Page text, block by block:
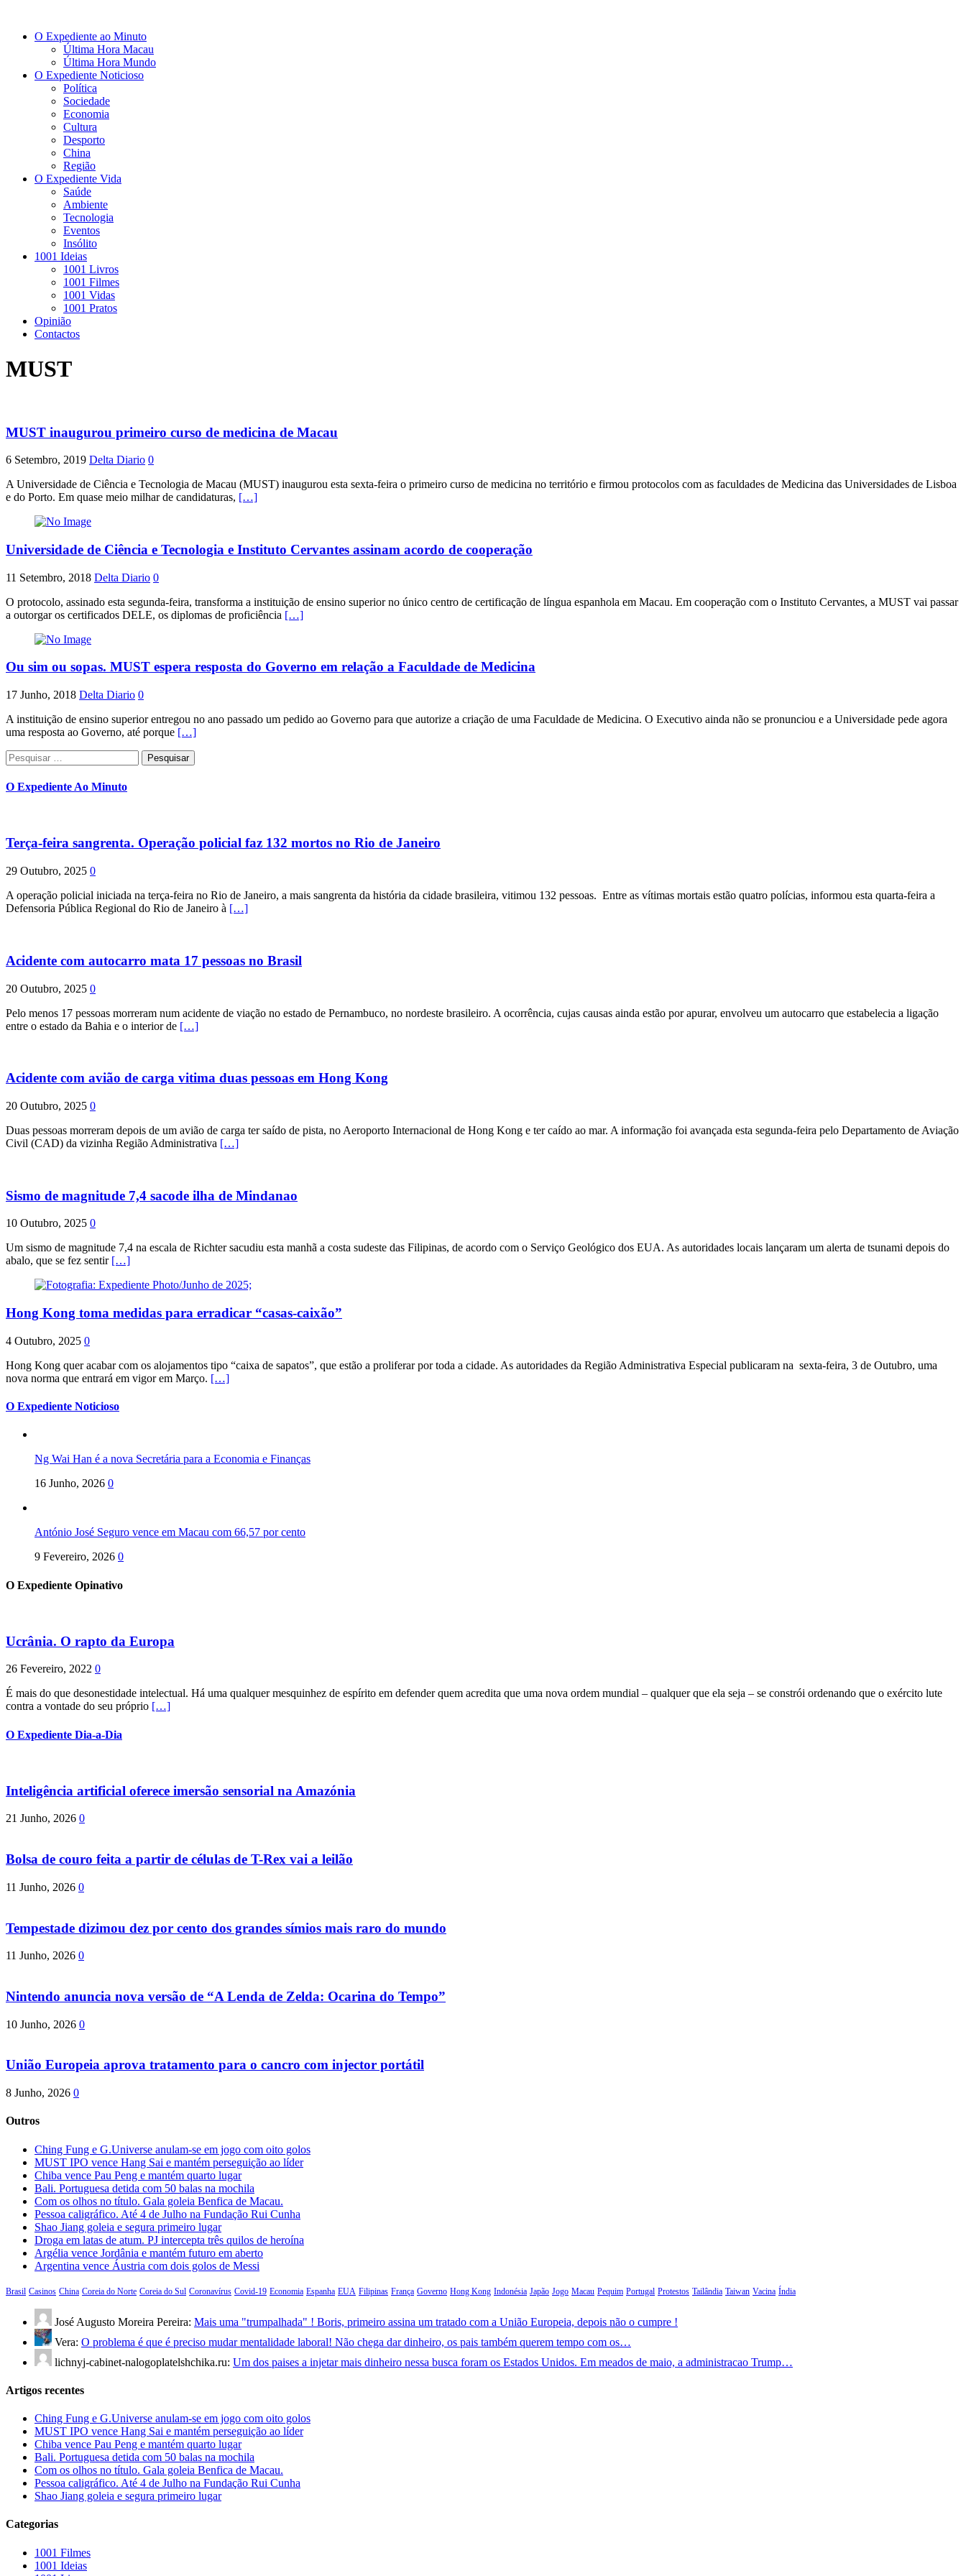
O Expediente ao Minuto
Última Hora Macau
Última Hora Mundo
O Expediente Noticioso
Política
Sociedade
Economia
Cultura
Desporto
China
Região
O Expediente Vida
Saúde
Ambiente
Tecnologia
Eventos
Insólito
1001 Ideias
1001 Livros
1001 Filmes
1001 Vidas
1001 Pratos
Opinião
Contactos
MUST
MUST inaugurou primeiro curso de medicina de Macau
6 Setembro, 2019 Delta Diario 0
A Universidade de Ciência e Tecnologia de Macau (MUST) inaugurou esta sexta-feira o primeiro curso de medicina no território e firmou protocolos com as faculdades de Medicina das Universidades de Lisboa
e do Porto. Em quase meio milhar de candidaturas, […]
Universidade de Ciência e Tecnologia e Instituto Cervantes assinam acordo de cooperação
11 Setembro, 2018 Delta Diario 0
O protocolo, assinado esta segunda-feira, transforma a instituição de ensino superior no único centro de certificação de língua espanhola em Macau. Em cooperação com o Instituto Cervantes, a MUST vai passar
a outorgar os certificados DELE, os diplomas de proficiência […]
Ou sim ou sopas. MUST espera resposta do Governo em relação a Faculdade de Medicina
17 Junho, 2018 Delta Diario 0
A instituição de ensino superior entregou no ano passado um pedido ao Governo para que autorize a criação de uma Faculdade de Medicina. O Executivo ainda não se pronunciou e a Universidade pede agora
uma resposta ao Governo, até porque […]
Pesquisar
por:
O Expediente Ao Minuto
Terça-feira sangrenta. Operação policial faz 132 mortos no Rio de Janeiro
29 Outubro, 2025 0
A operação policial iniciada na terça-feira no Rio de Janeiro, a mais sangrenta da história da cidade brasileira, vitimou 132 pessoas. Entre as vítimas mortais estão quatro polícias, informou esta quarta-feira a
Defensoria Pública Regional do Rio de Janeiro à […]
Acidente com autocarro mata 17 pessoas no Brasil
20 Outubro, 2025 0
Pelo menos 17 pessoas morreram num acidente de viação no estado de Pernambuco, no nordeste brasileiro. A ocorrência, cujas causas ainda estão por apurar, envolveu um autocarro que estabelecia a ligação
entre o estado da Bahia e o interior de […]
Acidente com avião de carga vitima duas pessoas em Hong Kong
20 Outubro, 2025 0
Duas pessoas morreram depois de um avião de carga ter saído de pista, no Aeroporto Internacional de Hong Kong e ter caído ao mar. A informação foi avançada esta segunda-feira pelo Departamento de Aviação
Civil (CAD) da vizinha Região Administrativa […]
Sismo de magnitude 7,4 sacode ilha de Mindanao
10 Outubro, 2025 0
Um sismo de magnitude 7,4 na escala de Richter sacudiu esta manhã a costa sudeste das Filipinas, de acordo com o Serviço Geológico dos EUA. As autoridades locais lançaram um alerta de tsunami depois do
abalo, que se fez sentir […]
Hong Kong toma medidas para erradicar “casas-caixão”
4 Outubro, 2025 0
Hong Kong quer acabar com os alojamentos tipo “caixa de sapatos”, que estão a proliferar por toda a cidade. As autoridades da Região Administrativa Especial publicaram na sexta-feira, 3 de Outubro, uma
nova norma que entrará em vigor em Março. […]
O Expediente Noticioso
Ng Wai Han é a nova Secretária para a Economia e Finanças
16 Junho, 2026 0
António José Seguro vence em Macau com 66,57 por cento
9 Fevereiro, 2026 0
O Expediente Opinativo
Ucrânia. O rapto da Europa
26 Fevereiro, 2022 0
É mais do que desonestidade intelectual. Há uma qualquer mesquinhez de espírito em defender quem acredita que uma nova ordem mundial – qualquer que ela seja – se constrói ordenando que o exército lute
contra a vontade do seu próprio […]
O Expediente Dia-a-Dia
Inteligência artificial oferece imersão sensorial na Amazónia
21 Junho, 2026 0
Bolsa de couro feita a partir de células de T-Rex vai a leilão
11 Junho, 2026 0
Tempestade dizimou dez por cento dos grandes símios mais raro do mundo
11 Junho, 2026 0
Nintendo anuncia nova versão de “A Lenda de Zelda: Ocarina do Tempo”
10 Junho, 2026 0
União Europeia aprova tratamento para o cancro com injector portátil
8 Junho, 2026 0
Outros
Ching Fung e G.Universe anulam-se em jogo com oito golos
MUST IPO vence Hang Sai e mantém perseguição ao líder
Chiba vence Pau Peng e mantém quarto lugar
Bali. Portuguesa detida com 50 balas na mochila
Com os olhos no título. Gala goleia Benfica de Macau.
Pessoa caligráfico. Até 4 de Julho na Fundação Rui Cunha
Shao Jiang goleia e segura primeiro lugar
Droga em latas de atum. PJ intercepta três quilos de heroína
Argélia vence Jordânia e mantém futuro em aberto
Argentina vence Áustria com dois golos de Messi
Brasil Casinos China Coreia do Norte Coreia do Sul Coronavírus Covid-19 Economia Espanha EUA Filipinas França Governo Hong Kong Indonésia Japão Jogo Macau Pequim Portugal Protestos Tailândia Taiwan Vacina Índia
José Augusto Moreira Pereira: Mais uma "trumpalhada" ! Boris, primeiro assina um tratado com a União Europeia, depois não o cumpre !
Vera: O problema é que é preciso mudar mentalidade laboral! Não chega dar dinheiro, os pais também querem tempo com os…
lichnyj-cabinet-nalogoplatelshchika.ru: Um dos paises a injetar mais dinheiro nessa busca foram os Estados Unidos. Em meados de maio, a administracao Trump…
Artigos recentes
Ching Fung e G.Universe anulam-se em jogo com oito golos
MUST IPO vence Hang Sai e mantém perseguição ao líder
Chiba vence Pau Peng e mantém quarto lugar
Bali. Portuguesa detida com 50 balas na mochila
Com os olhos no título. Gala goleia Benfica de Macau.
Pessoa caligráfico. Até 4 de Julho na Fundação Rui Cunha
Shao Jiang goleia e segura primeiro lugar
Categorias
1001 Filmes
1001 Ideias